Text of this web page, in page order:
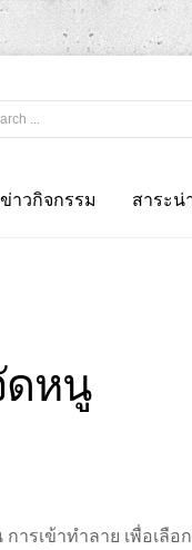
ข่าวกิจกรรม สาระน่
ดหนู
เข้าทำลาย เพื่อเลือ